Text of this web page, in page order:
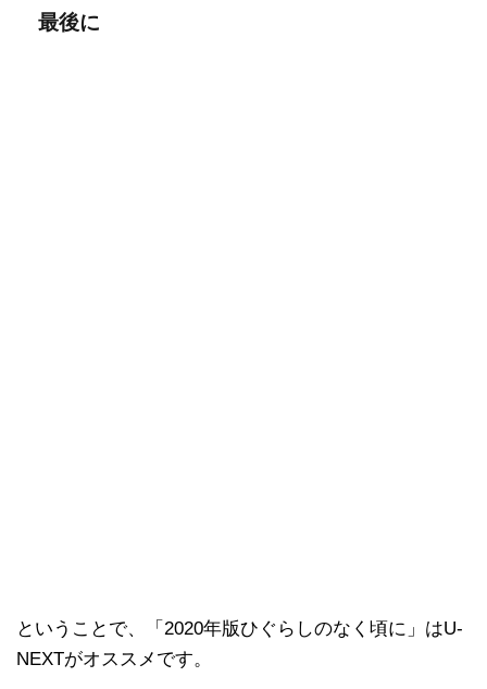
最後に
ということで、「2020年版ひぐらしのなく頃に」はU-
NEXTがオススメです。